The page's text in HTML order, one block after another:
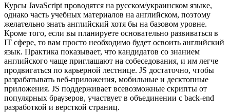
Курсы JavaScript проводятся на русском/украинском языке,
однако часть учебных материалов на английском, поэтому
желательно знать английский хотя бы на базовом уровне.
Кроме того, если вы планируете основательно развиваться в
IT сфере, то вам просто необходимо будет освоить английский
язык. Практика показывает, что кандидатов со знанием
английского чаще приглашают на собеседования, и им легче
продвигаться по карьерной лестнице. JS достаточно, чтобы
разрабатывать веб-приложения, мобильные и десктопные
приложения. JS поддерживает всевозможные скрипты от
популярных браузеров, участвует в объединении с back-end
разработкой и версткой страниц.